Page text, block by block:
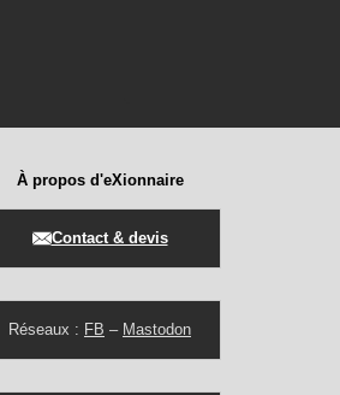
À propos d'eXionnaire
Contact & devis
Réseaux : FB – Mastodon